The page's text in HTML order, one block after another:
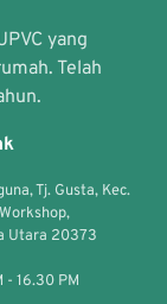
yang
Telah
Tj. Gusta, Kec.
Utara 20373
- 16.30 PM